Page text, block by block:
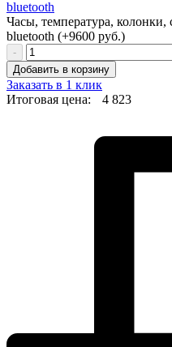
Часы, температура, колонки,
bluetooth (+9600 руб.)
-
Добавить в корзину
Заказать в 1 клик
Итоговая цена:
4 823